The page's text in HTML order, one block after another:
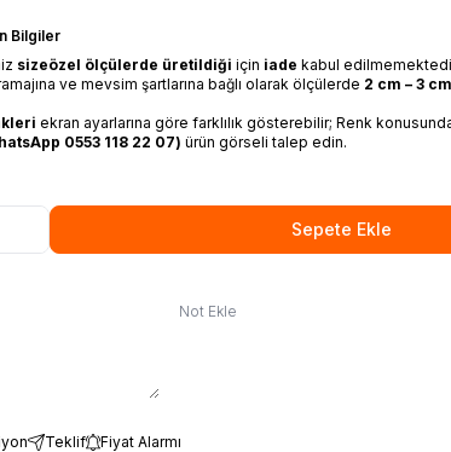
Bilgiler
sizeözel ölçülerde üretildiği için iade kabul
ve mevsim şartlarına bağlı olarak ölçülerde 2 cm – 3
ekran ayarlarına göre farklılık gösterebilir; Renk
0553 118 22 07) ürün görseli talep edin.
Sepete Ekle
Not Ekle
Teklif Fiyat Alarmı